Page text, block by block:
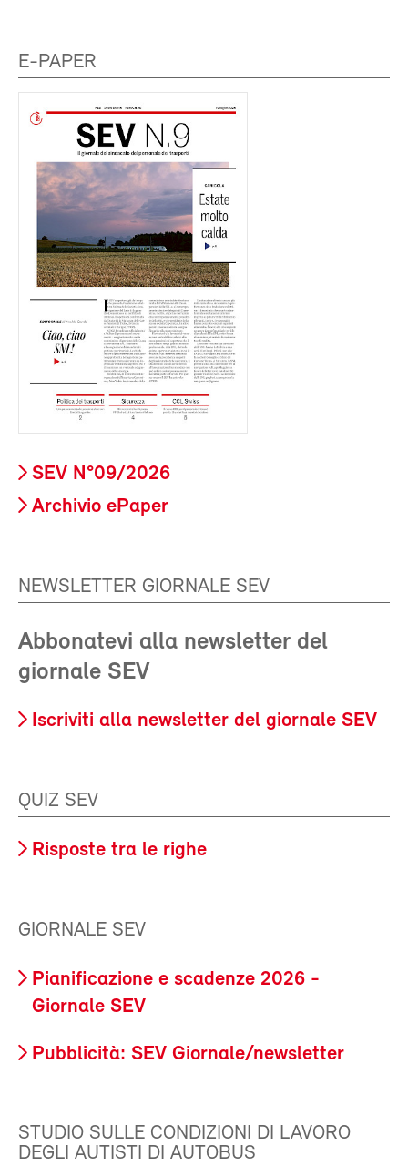
E-PAPER
SEV N°09/2026
Archivio ePaper
NEWSLETTER GIORNALE SEV
Abbonatevi alla newsletter del
giornale SEV
Iscriviti alla newsletter del giornale SEV
QUIZ SEV
Risposte tra le righe
GIORNALE SEV
Pianificazione e scadenze 2026 -
Giornale SEV
Pubblicità: SEV Giornale/newsletter
STUDIO SULLE CONDIZIONI DI LAVORO
DEGLI AUTISTI DI AUTOBUS